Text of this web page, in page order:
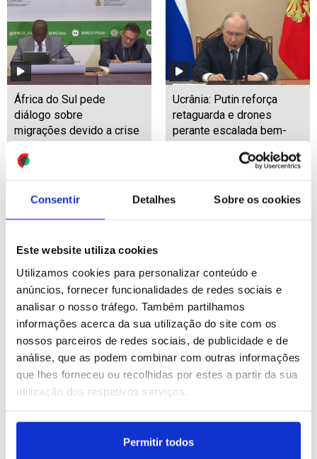
Consentir Detalhes Sobre os cookies
Este website utiliza cookies
Utilizamos cookies para personalizar conteúdo e
anúncios, fornecer funcionalidades de redes sociais e
analisar o nosso tráfego. Também partilhamos
informações acerca da sua utilização do site com os
nossos parceiros de redes sociais, de publicidade e de
análise, que as podem combinar com outras informações
que lhes forneceu ou recolhidas por estes a partir da sua
utilização dos respetivos serviços.
Permitir todos
África do Sul pede
diálogo sobre
migrações devido a crise
Ucrânia: Putin reforça
retaguarda e drones
perante escalada bem-
Autoridades já
apreenderam mais
cocaína em 2026 do que
em todo o ano de 2025 -
PJ (editado)
ID: 47569129 Date: 05/08/2026 17:16
MNE árabes e islâmicos
discutem a "santidade"
dos locais sagrados de
Jerusalém
ID: 47568772 Date: 05/08/2026 16:16